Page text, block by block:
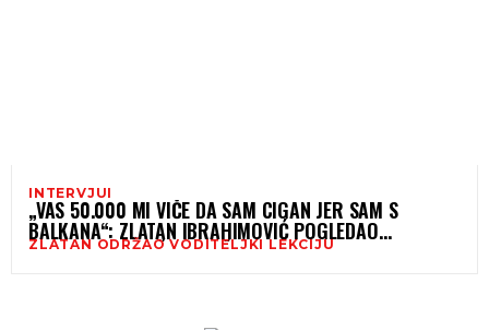
INTERVJUI
„VAS 50.000 MI VIČE DA SAM CIGAN JER SAM S
BALKANA“: ZLATAN IBRAHIMOVIĆ POGLEDAO
VODITELJKU U OČI I ODRŽAO LEKCIJU O PONOSU,
ZLATAN ODRŽAO VODITELJKI LEKCIJU